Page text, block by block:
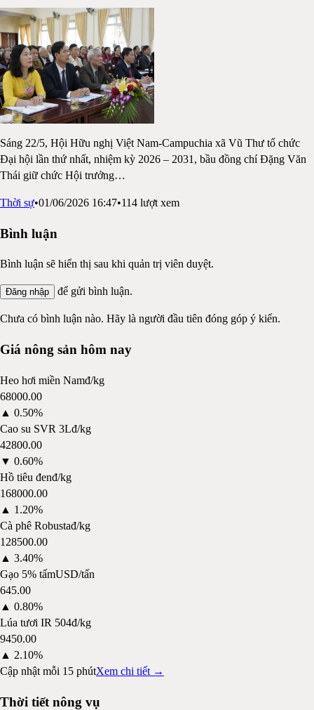
Sáng 22/5, Hội Hữu nghị Việt Nam-Campuchia xã Vũ Thư tổ chức
Đại hội lần thứ nhất, nhiệm kỳ 2026 – 2031, bầu đồng chí Đặng Văn
Thái giữ chức Hội trưởng…
Thời sự•01/06/2026 16:47•114 lượt xem
Bình luận
Bình luận sẽ hiển thị sau khi quản trị viên duyệt.
Đăng nhập để gửi bình luận.
Chưa có bình luận nào. Hãy là người đầu tiên đóng góp ý kiến.
Giá nông sản hôm nay
Heo hơi miền Namđ/kg
68000.00
▲ 0.50%
Cao su SVR 3Lđ/kg
42800.00
▼ 0.60%
Hồ tiêu đenđ/kg
168000.00
▲ 1.20%
Cà phê Robustađ/kg
128500.00
▲ 3.40%
Gạo 5% tấmUSD/tấn
645.00
▲ 0.80%
Lúa tươi IR 504đ/kg
9450.00
▲ 2.10%
Cập nhật mỗi 15 phútXem chi tiết →
Thời tiết nông vụ